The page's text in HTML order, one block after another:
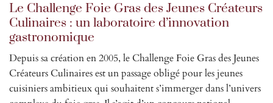
Le Challenge Foie Gras des Jeunes Créateurs
Culinaires : un laboratoire d’innovation
gastronomique
Depuis sa création en 2005, le Challenge Foie Gras des Jeunes
Créateurs Culinaires est un passage obligé pour les jeunes
cuisiniers ambitieux qui souhaitent s’immerger dans l’univers